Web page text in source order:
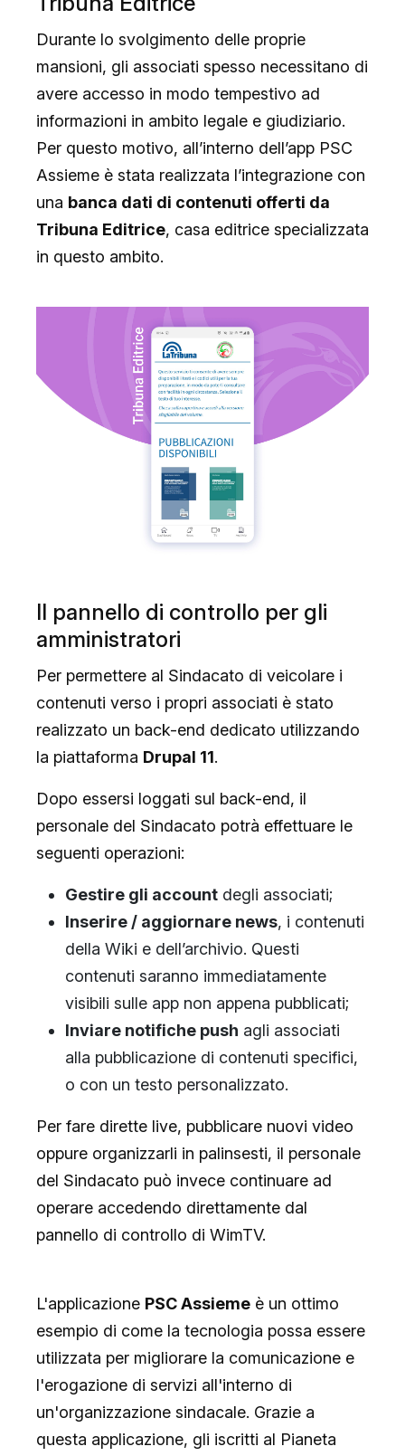
Durante lo svolgimento delle proprie
mansioni, gli associati spesso necessitano di
avere accesso in modo tempestivo ad
informazioni in ambito legale e giudiziario.
Per questo motivo, all’interno dell’app PSC
Assieme è stata realizzata l’integrazione con
una banca dati di contenuti offerti da
Tribuna Editrice, casa editrice specializzata
in questo ambito.
Il pannello di controllo per gli
amministratori
Per permettere al Sindacato di veicolare i
contenuti verso i propri associati è stato
realizzato un back-end dedicato utilizzando
la piattaforma Drupal 11.
Dopo essersi loggati sul back-end, il
personale del Sindacato potrà effettuare le
seguenti operazioni:
Gestire gli account degli associati;
Inserire / aggiornare news, i contenuti
della Wiki e dell’archivio. Questi
contenuti saranno immediatamente
visibili sulle app non appena pubblicati;
Inviare notifiche push agli associati
alla pubblicazione di contenuti specifici,
o con un testo personalizzato.
Per fare dirette live, pubblicare nuovi video
oppure organizzarli in palinsesti, il personale
del Sindacato può invece continuare ad
operare accedendo direttamente dal
pannello di controllo di WimTV.
L'applicazione PSC Assieme è un ottimo
esempio di come la tecnologia possa essere
utilizzata per migliorare la comunicazione e
l'erogazione di servizi all'interno di
un'organizzazione sindacale. Grazie a
questa applicazione, gli iscritti al Pianeta